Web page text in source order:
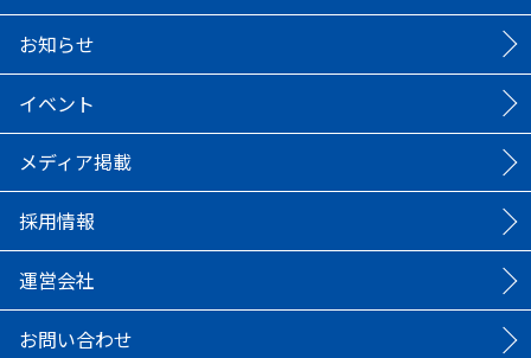
お知らせ
イベント
メディア掲載
採用情報
運営会社
お問い合わせ